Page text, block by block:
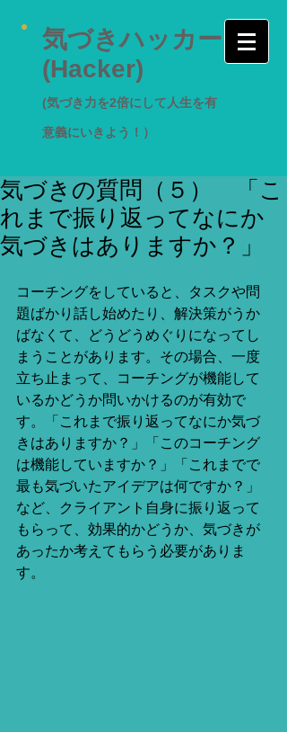
気づきハッカー
(Hacker)
(気づき力を2倍にして人生を有
意義にいきよう！）
気づきの質問（５） 「こ
れまで振り返ってなにか
気づきはありますか？」
コーチングをしていると、タスクや問
題ばかり話し始めたり、解決策がうか
ばなくて、どうどうめぐりになってし
まうことがあります。その場合、一度
立ち止まって、コーチングが機能して
いるかどうか問いかけるのが有効で
す。「これまで振り返ってなにか気づ
きはありますか？」「このコーチング
は機能していますか？」「これまでで
最も気づいたアイデアは何ですか？」
など、クライアント自身に振り返って
もらって、効果的かどうか、気づきが
あったか考えてもらう必要がありま
す。